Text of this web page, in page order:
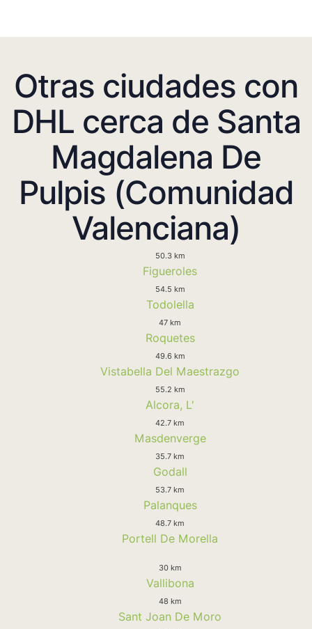
Otras ciudades con
DHL cerca de Santa
Magdalena De
Pulpis (Comunidad
Valenciana)
50.3 km
Figueroles
54.5 km
Todolella
47 km
Roquetes
49.6 km
Vistabella Del Maestrazgo
55.2 km
Alcora, L'
42.7 km
Masdenverge
35.7 km
Godall
53.7 km
Palanques
48.7 km
Portell De Morella
30 km
Vallibona
48 km
Sant Joan De Moro